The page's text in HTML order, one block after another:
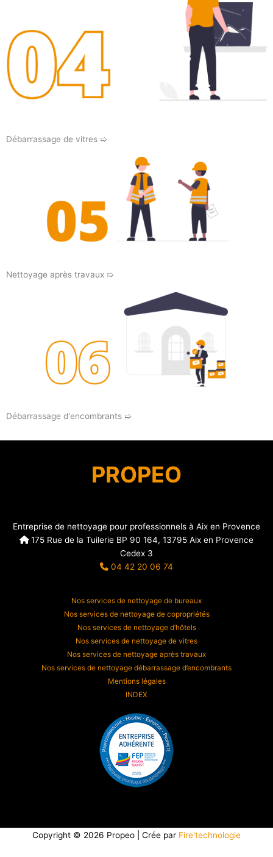
Débarrassage de vitres ➯
Nettoyage après travaux ➯
Débarrassage d'encombrants ➯
PROPEO
Entreprise de nettoyage pour professionnels à Aix en Provence
175 Rue de la Tuilerie BP 90 164, 13795 Aix en Provence
Cedex 3
04 42 20 06 74
Nos services de nettoyage de bureaux
Nos services de nettoyage de copropriétés
Nos services de nettoyage d’hôtels
Nos services de nettoyage de vitres
Nos services de nettoyage après travaux
Nos services de nettoyage débarrassage d’encombrants
Mentions légales
INDEX
Copyright © 2026 Propeo | Crée par Fire'technologie